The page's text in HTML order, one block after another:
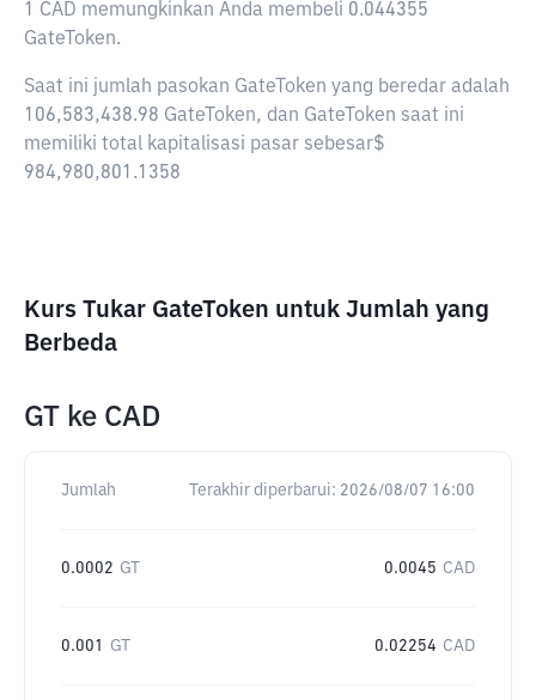
1 CAD memungkinkan Anda membeli 0.044355
GateToken.
Saat ini jumlah pasokan GateToken yang beredar adalah
106,583,438.98 GateToken, dan GateToken saat ini
memiliki total kapitalisasi pasar sebesar$
984,980,801.1358
Kurs Tukar GateToken untuk Jumlah yang
Berbeda
GT ke CAD
Jumlah Terakhir diperbarui: 2026/08/07 16:00
0.0002 GT 0.0045 CAD
0.001 GT 0.02254 CAD